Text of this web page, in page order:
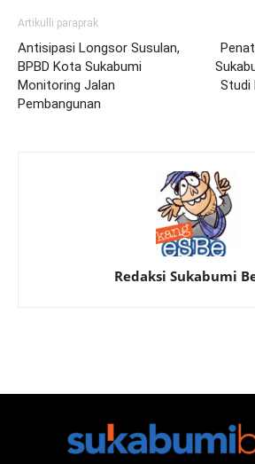
Artikulli paraprak
Antisipasi Longsor Susulan,
BPBD Kota Sukabumi
Monitoring Jalan
Pembangunan
Studi
Redaksi Sukabumi